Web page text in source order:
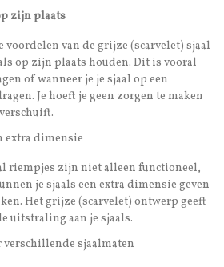
zijn plaats
voordelen van de grijze (scarvelet) sjaal
op zijn plaats houden. Dit is vooral
of wanneer je je sjaal op een
Je hoeft je geen zorgen te maken
extra dimensie
riempjes zijn niet alleen functioneel,
je sjaals een extra dimensie geven
Het grijze (scarvelet) ontwerp geeft
uitstraling aan je sjaals.
sjaalmaten